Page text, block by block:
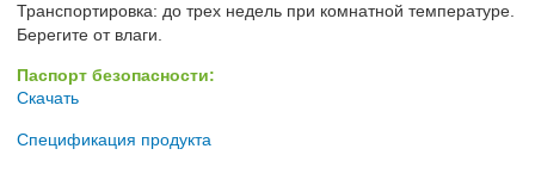
Транспортировка: до трех недель при комнатной температуре.
Берегите от влаги.
Паспорт безопасности:
Скачать
Спецификация продукта